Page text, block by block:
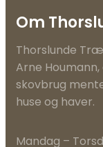
Om
Thorslunde
Arne
skovbrug
huse og haver.
​Mandag –